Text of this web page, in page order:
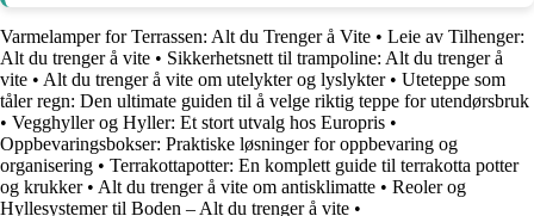
Varmelamper for Terrassen: Alt du Trenger å Vite • Leie av Tilhenger:
Alt du trenger å vite • Sikkerhetsnett til trampoline: Alt du trenger å
vite • Alt du trenger å vite om utelykter og lyslykter• Uteteppe som
tåler regn: Den ultimate guiden til å velge riktig teppe for utendørsbruk
• Vegghyller og Hyller: Et stort utvalg hos Europris •
Oppbevaringsbokser: Praktiske løsninger for oppbevaring og
organisering • Terrakottapotter: En komplett guide til terrakotta potter
og krukker• Alt du trenger å vite om antisklimatte • Reoler og
Hyllesystemer til Boden – Alt du trenger å vite •